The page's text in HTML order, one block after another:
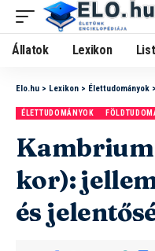
Állatok Lexikon
Elo.hu > Lexikon > Élettudományok >
ÉLETTUDOMÁNYOK
kor):
és